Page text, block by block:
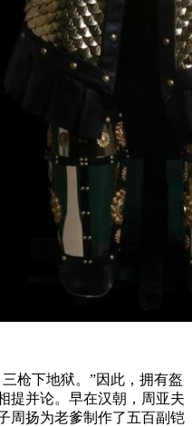
枪下地狱。”因此，拥有盔
提并论。早在汉朝，周亚夫
周扬为老爹制作了五百副铠